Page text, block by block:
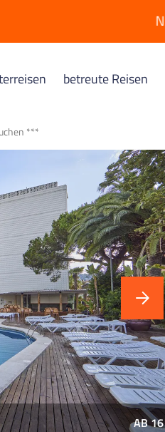
Nur für
betreute Reisen
Moliets
***
AB 16